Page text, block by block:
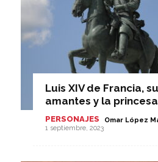
Luis XIV de Francia,
amantes y la
PERSONAJES Omar López
1 septiembre, 2023